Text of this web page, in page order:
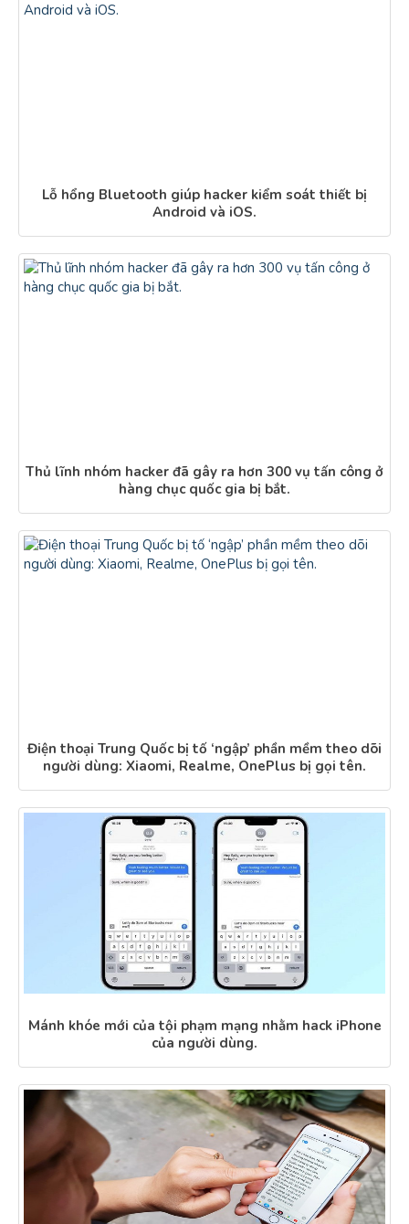
Lỗ hổng Bluetooth giúp hacker kiểm soát thiết bị
Android và iOS.
Thủ lĩnh nhóm hacker đã gây ra hơn 300 vụ tấn công ở
hàng chục quốc gia bị bắt.
Điện thoại Trung Quốc bị tố ‘ngập’ phần mềm theo dõi
người dùng: Xiaomi, Realme, OnePlus bị gọi tên.
Mánh khóe mới của tội phạm mạng nhằm hack iPhone
của người dùng.